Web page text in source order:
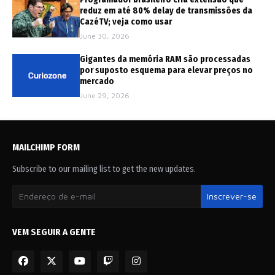
reduz em até 80% delay de transmissões da
CazéTV; veja como usar
June 30, 2026
Gigantes da memória RAM são processadas
por suposto esquema para elevar preços no
mercado
June 29, 2026
MAILCHIMP FORM
Subscribe to our mailing list to get the new updates.
VEM SEGUIR A GENTE